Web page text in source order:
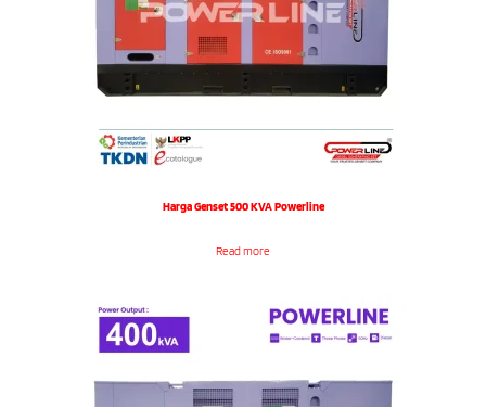
Harga Genset 500 KVA Powerline
Read more